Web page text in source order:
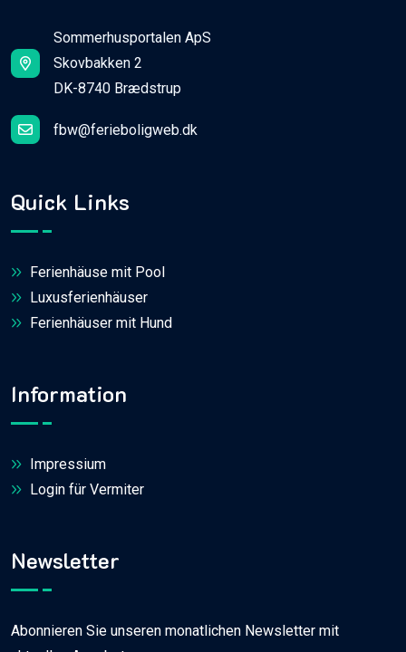
Sommerhusportalen ApS
Skovbakken 2
DK-8740 Brædstrup
fbw@ferieboligweb.dk
Quick Links
Ferienhäuse mit Pool
Luxusferienhäuser
Ferienhäuser mit Hund
Information
Impressium
Login für Vermiter
Newsletter
Abonnieren Sie unseren monatlichen Newsletter mit